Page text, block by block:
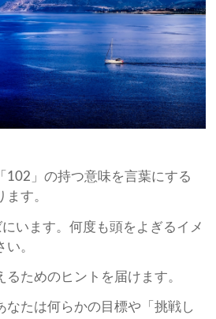
102」の持つ意味を言葉にする
す。
います。何度も頭をよぎるイメ
。
ためのヒントを届けます。
なたは何らかの目標や「挑戦し